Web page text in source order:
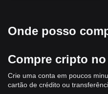
Onde posso
Compre cripto
Crie uma conta em poucos
cartão de crédito ou